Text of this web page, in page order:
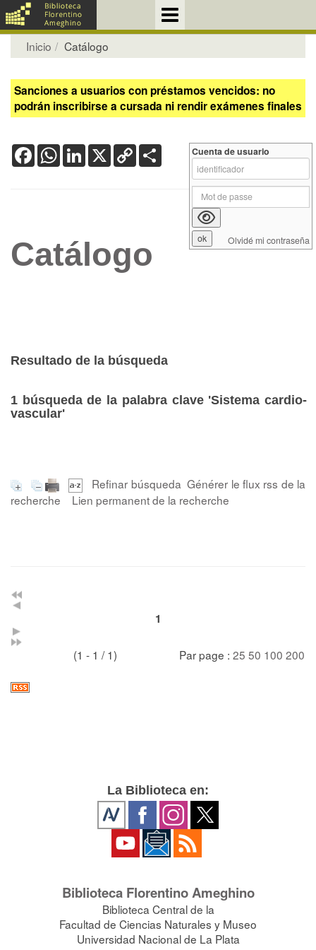
Inicio Catálogo
Sanciones a usuarios con préstamos vencidos: no
podrán inscribirse a cursada ni rendir exámenes finales
FacebookWhatsApp
LinkedIn
X Copy
Link
Catálogo
Resultado de la búsqueda
1 búsqueda de la palabra clave 'Sistema cardio-
vascular'
Refinar búsqueda Générer le flux rss de la
recherche
Lien permanent de la recherche
1
(1 - 1 / 1) Par page : 25 50 100 200
Cuenta de usuario
Olvidé mi contraseña
La Biblioteca en:
Biblioteca Florentino Ameghino
Biblioteca Central de la
Facultad de Ciencias Naturales y Museo
Universidad Nacional de La Plata